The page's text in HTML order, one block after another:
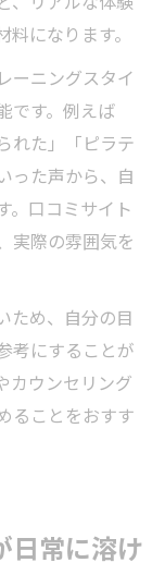
になります。
ーニングスタイ
です。例えば
れた」「ピラテ
った声から、自
。口コミサイト
実際の雰囲気を
ため、自分の目
考にすることが
カウンセリング
ることをおすす
日常に溶け